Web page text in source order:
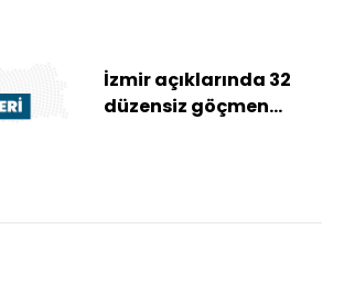
İzmir açıklarında 32
düzensiz göçmen